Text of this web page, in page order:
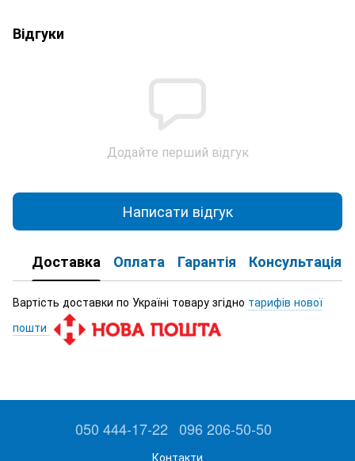
Відгуки
Додайте перший відгук
Написати відгук
Доставка Оплата Гарантія Консультація
Вартість доставки по Україні товару згідно тарифів нової
пошти
050 444-17-22 096 206-50-50
Контакти